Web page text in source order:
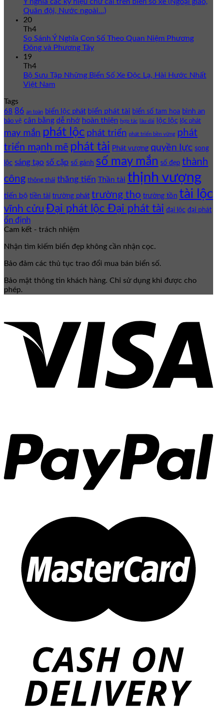
Quân đội, Nước ngoài…)
20
Th4
So Sánh Ý Nghĩa Con Số Theo Quan Niệm Phương
Đông và Phương Tây
19
Th4
Bộ Sưu Tập Những Biển Số Xe Độc Lạ, Hài Hước Nhất
Việt Nam
Tags
68 86 an toàn biển lộc phát biển phát tài biển số tam hoa bình an
bảo vệ cân bằng dễ nhớ hoàn thiện hợp tác lâu dài lộc lộc lộc phát
may mắn phát lộc phát triển phát triển bền vững phát
triển mạnh mẽ phát tài Phát vượng quyền lực song
lộc sáng tạo số cặp số gánh số may mắn số đẹp thành
công thông thái thăng tiến Thần tài thịnh vượng
tiến bộ tiền tài trường phát trường thọ trường tồn tài lộc
vĩnh cửu Đại phát lộc Đại phát tài đại lộc đại phát
ổn định
Cam kết - trách nhiệm
Nhận tìm kiếm biển đẹp không cần nhận cọc.
Bảo đảm các thủ tục trao đổi mua bán biển số.
Bảo mật thông tin khách hàng. Chỉ sử dụng khi được cho
phép.